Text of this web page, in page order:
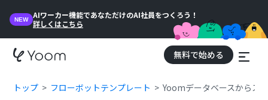
NEW
AIワーカー機能であなただけのAI社員をつくろう！
詳しくはこちら
無料で始める
トップ フローボットテンプレート Yoomデータベースからス